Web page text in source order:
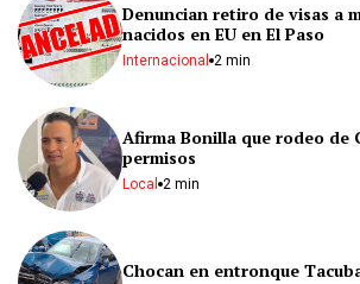
Denuncian retiro de visas a
nacidos en EU en El Paso
Internacional 2 min
Afirma Bonilla que rodeo de
permisos
Local 2 min
Chocan en entronque